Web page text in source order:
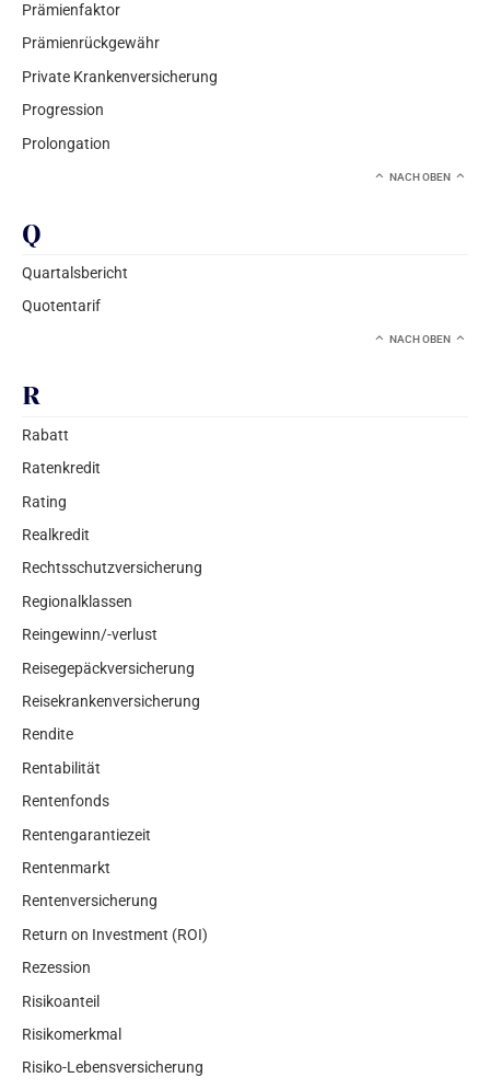
Prämienfaktor
Prämienrückgewähr
Private Krankenversicherung
Progression
Prolongation
NACH OBEN
Q
Quartalsbericht
Quotentarif
NACH OBEN
R
Rabatt
Ratenkredit
Rating
Realkredit
Rechtsschutzversicherung
Regionalklassen
Reingewinn/-verlust
Reisegepäckversicherung
Reisekrankenversicherung
Rendite
Rentabilität
Rentenfonds
Rentengarantiezeit
Rentenmarkt
Rentenversicherung
Return on Investment (ROI)
Rezession
Risikoanteil
Risikomerkmal
Risiko-Lebensversicherung